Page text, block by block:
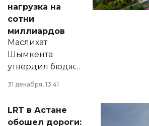
нагрузка на
сотни
миллиардов
Маслихат
Шымкента
утвердил бюджет
города на 2026–
2028 годы.
документ
31 декабря, 13:41
LRT в Астане
обошел дороги: